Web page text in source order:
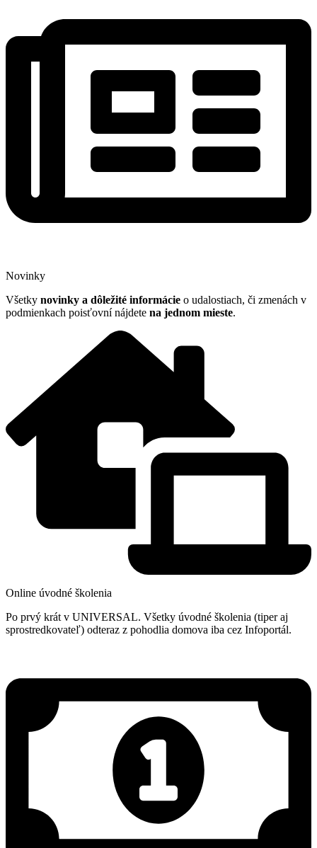
Novinky
Všetky novinky a dôležité informácie o udalostiach, či zmenách v
podmienkach poisťovní nájdete na jednom mieste.
Online úvodné školenia
Po prvý krát v UNIVERSAL. Všetky úvodné školenia (tiper aj
sprostredkovateľ) odteraz z pohodlia domova iba cez Infoportál.